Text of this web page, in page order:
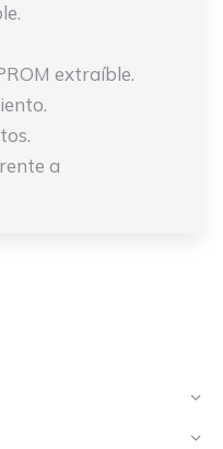
extraíble.
a